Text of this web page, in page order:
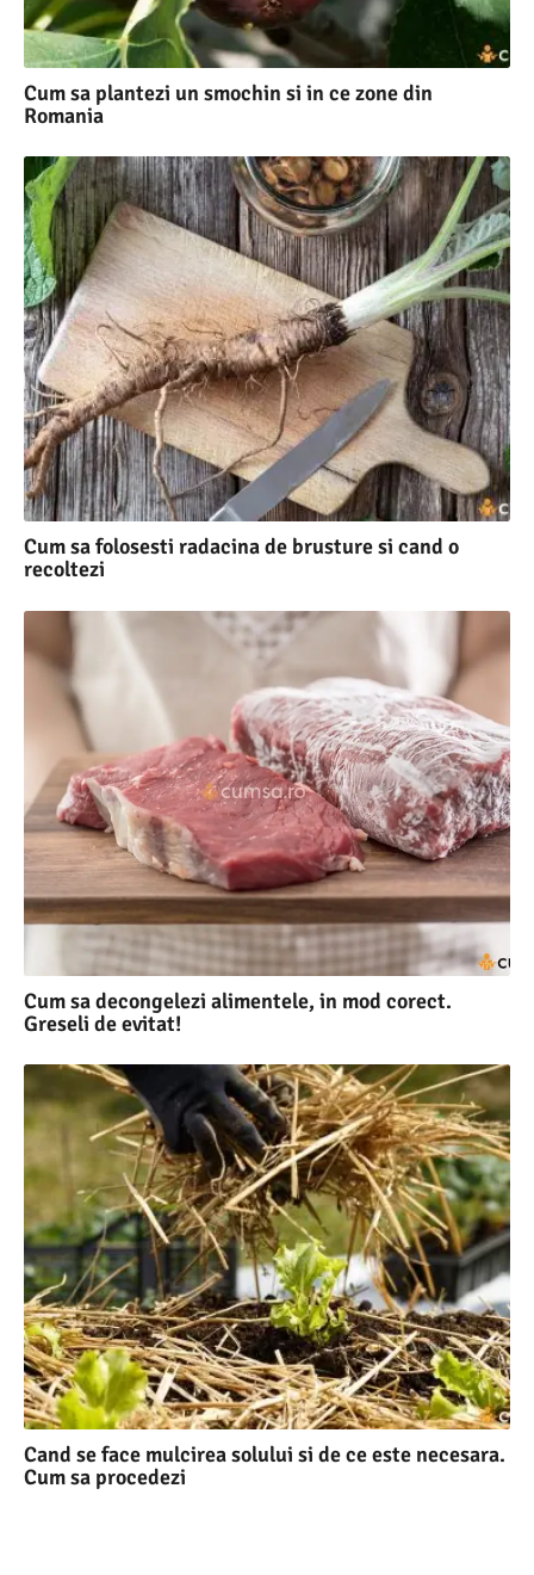
Cum sa plantezi un smochin si in ce zone din
Romania
Cum sa folosesti radacina de brusture si cand o
recoltezi
Cum sa decongelezi alimentele, in mod corect.
Greseli de evitat!
Cand se face mulcirea solului si de ce este necesara.
Cum sa procedezi